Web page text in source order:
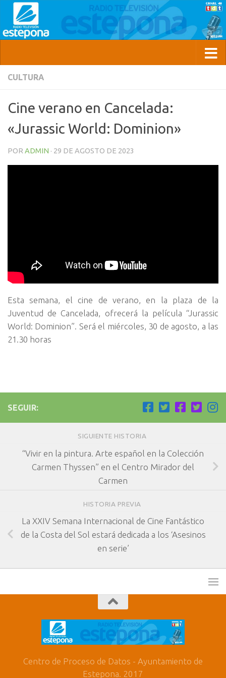
CULTURA
Cine verano en Cancelada:
«Jurassic World: Dominion»
POR ADMIN · 29 DE AGOSTO DE 2023
Esta semana, el cine de verano, en la plaza de la
Juventud de Cancelada, ofrecerá la película “Jurassic
World: Dominion”. Será el miércoles, 30 de agosto, a las
21.30 horas
SEGUIR:
SIGUIENTE HISTORIA
“Vivir en la pintura. Arte español en la Colección
Carmen Thyssen” en el Centro Mirador del
Carmen
HISTORIA PREVIA
La XXIV Semana Internacional de Cine Fantástico
de la Costa del Sol estará dedicada a los ‘Asesinos
en serie’
Centro de Proceso de Datos - Ayuntamiento de
Estepona. 2017